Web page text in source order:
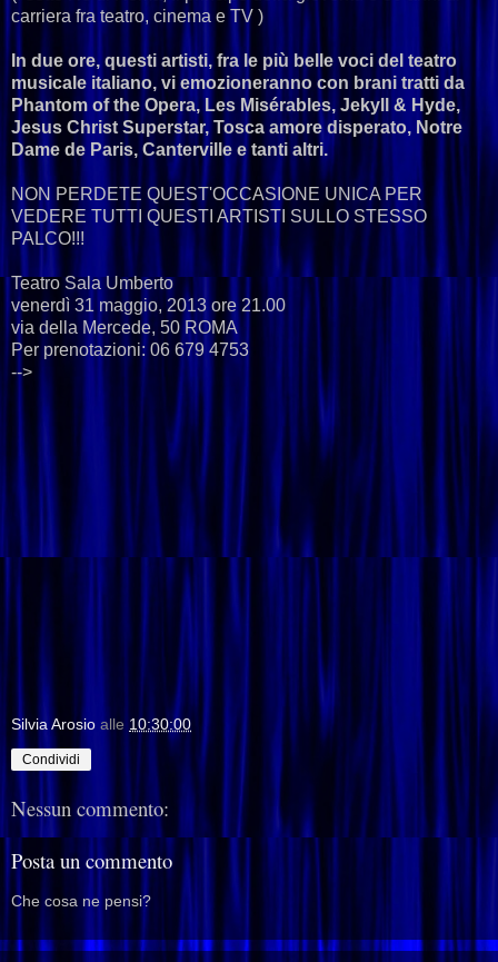
carriera fra teatro, cinema e TV )
In due ore, questi artisti, fra le più belle voci del teatro
musicale italiano, vi emozioneranno con brani tratti da
Phantom of the Opera, Les Misérables, Jekyll & Hyde,
Jesus Christ Superstar, Tosca amore disperato, Notre
Dame de Paris, Canterville e tanti altri.
NON PERDETE QUEST'OCCASIONE UNICA PER
VEDERE TUTTI QUESTI ARTISTI SULLO STESSO
PALCO!!!
Teatro Sala Umberto
venerdì 31 maggio, 2013 ore 21.00
via della Mercede, 50 ROMA
Per prenotazioni: 06 679 4753
-->
Silvia Arosio alle 10:30:00
Condividi
Nessun commento:
Posta un commento
Che cosa ne pensi?